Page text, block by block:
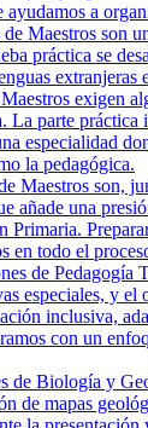
a
Maestros son
práctica se
exigen
La parte
especialidad
la pedagógica.
Maestros son,
añade una
Primaria.
en todo el
de Pedagogía
especiales, y
inclusiva,
con un
de Biología y
de mapas